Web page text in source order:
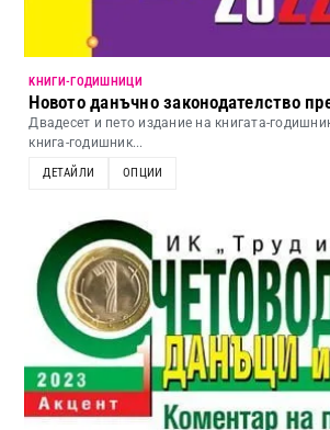
KНИГИ-ГОДИШНИЦИ
Новото данъчно законодателство
Двадесет и пето издание на книгата-
книга-годишник...
ДЕТАЙЛИ ОПЦИИ